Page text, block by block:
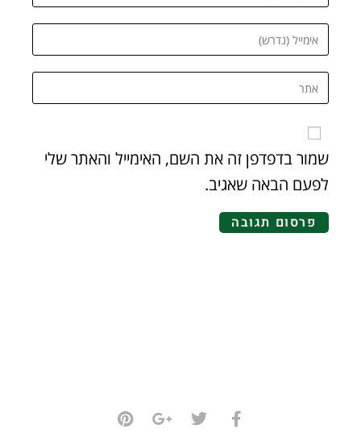
שמור בדפדפן זה את השם, האימייל והאתר שלי
לפעם הבאה שאגיב.